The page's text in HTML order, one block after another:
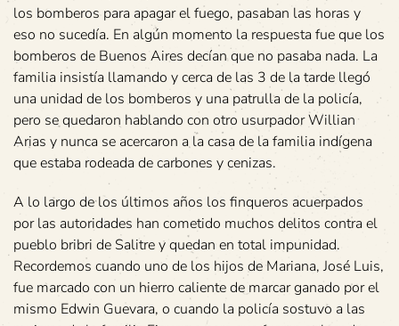
los bomberos para apagar el fuego, pasaban las horas y
eso no sucedía. En algún momento la respuesta fue que los
bomberos de Buenos Aires decían que no pasaba nada. La
familia insistía llamando y cerca de las 3 de la tarde llegó
una unidad de los bomberos y una patrulla de la policía,
pero se quedaron hablando con otro usurpador Willian
Arias y nunca se acercaron a la casa de la familia indígena
que estaba rodeada de carbones y cenizas.
A lo largo de los últimos años los finqueros acuerpados
por las autoridades han cometido muchos delitos contra el
pueblo bribri de Salitre y quedan en total impunidad.
Recordemos cuando uno de los hijos de Mariana, José Luis,
fue marcado con un hierro caliente de marcar ganado por el
mismo Edwin Guevara, o cuando la policía sostuvo a las